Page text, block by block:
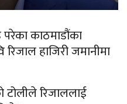
काठमाडौंका
हाजिरी जमानीमा
टोलीले रिजाललाई